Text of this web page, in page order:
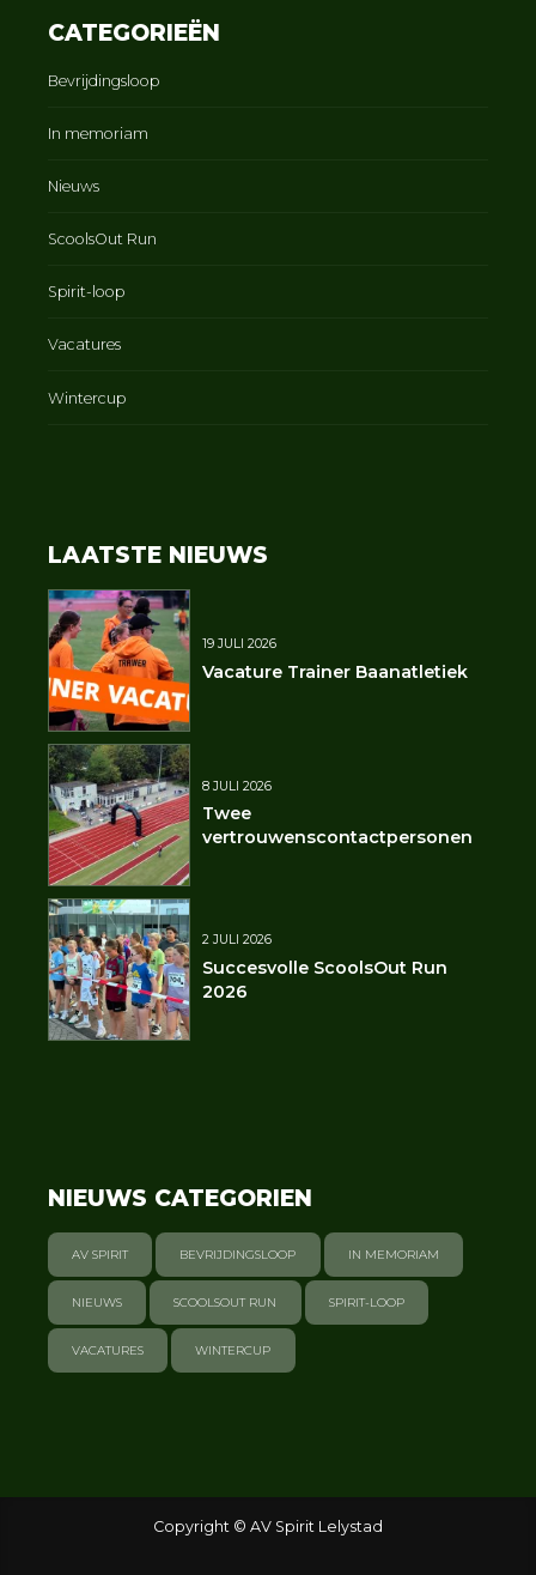
CATEGORIEËN
Bevrijdingsloop
In memoriam
Nieuws
ScoolsOut Run
Spirit-loop
Vacatures
Wintercup
LAATSTE NIEUWS
19 JULI 2026
Vacature Trainer Baanatletiek
8 JULI 2026
Twee
vertrouwenscontactpersonen
2 JULI 2026
Succesvolle ScoolsOut Run
2026
NIEUWS CATEGORIEN
AV SPIRIT BEVRIJDINGSLOOP IN MEMORIAM
NIEUWS SCOOLSOUT RUN SPIRIT-LOOP
VACATURES WINTERCUP
Copyright © AV Spirit Lelystad